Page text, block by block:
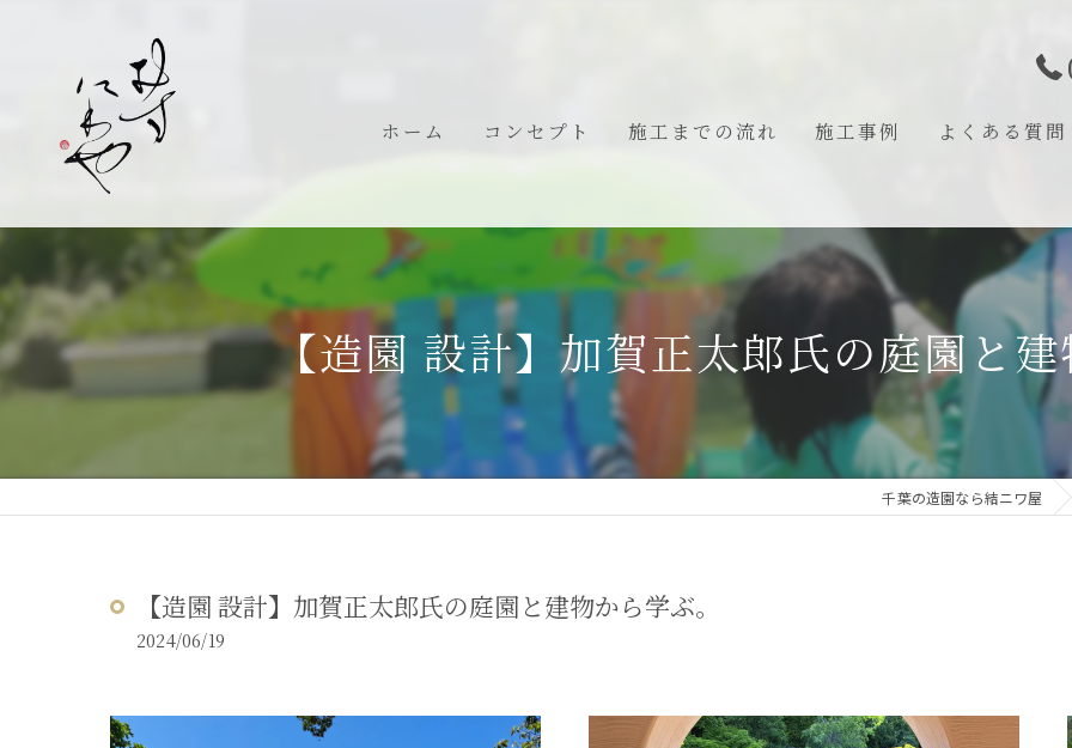
ホーム コンセプト 施工までの流れ 施工事例 よくある質問
【造園 設計】加賀正太郎氏の庭園と建
千葉の造園なら結ニワ屋
【造園 設計】加賀正太郎氏の庭園と建物から学ぶ。
2024/06/19